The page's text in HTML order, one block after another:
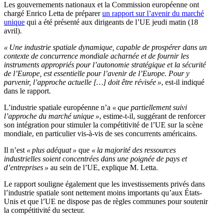
Les gouvernements nationaux et la Commission européenne ont
chargé Enrico Letta de préparerun rapport sur l’avenir du marché
unique qui a été présenté aux dirigeants de l’UE jeudi matin (18
avril).
« Une industrie spatiale dynamique, capable de prospérer dans un
contexte de concurrence mondiale acharnée et de fournir les
instruments appropriés pour l’autonomie stratégique et la sécurité
de l’Europe, est essentielle pour l’avenir de l’Europe. Pour y
parvenir, l’approche actuelle […] doit être révisée », est-il indiqué
dans le rapport.
L’industrie spatiale européenne n’a « que partiellement suivi
l’approche du marché unique », estime-t-il, suggérant de renforcer
son intégration pour stimuler la compétitivité de l’UE sur la scène
mondiale, en particulier vis-à-vis de ses concurrents américains.
Il n’est « plus adéquat » que « la majorité des ressources
industrielles soient concentrées dans une poignée de pays et
d’entreprises » au sein de l’UE, explique M. Letta.
Le rapport souligne également que les investissements privés dans
l’industrie spatiale sont nettement moins importants qu’aux États-
Unis et que l’UE ne dispose pas de règles communes pour soutenir
la compétitivité du secteur.